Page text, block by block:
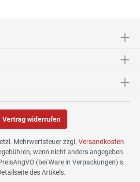
▼
Vertrag widerrufen
Mehrwertsteuer zzgl. Versandkosten
wenn nicht anders angegeben.
(bei Ware in Verpackungen) s.
des Artikels.